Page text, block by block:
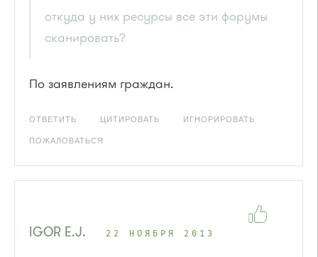
откуда у них ресурсы все эти форумы
сканировать?
По заявлениям граждан.
ОТВЕТИТЬ ЦИТИРОВАТЬ ИГНОРИРОВАТЬ
ПОЖАЛОВАТЬСЯ
IGOR E.J. 22 НОЯБРЯ 2013